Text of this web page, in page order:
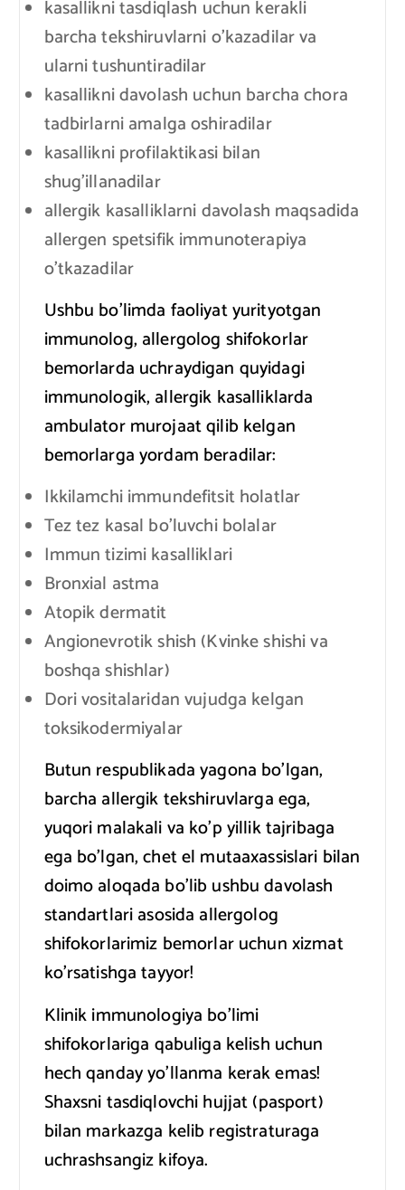
kasallikni tasdiqlash uchun kerakli
barcha tekshiruvlarni o’kazadilar va
ularni tushuntiradilar
kasallikni davolash uchun barcha chora
tadbirlarni amalga oshiradilar
kasallikni profilaktikasi bilan
shug’illanadilar
allergik kasalliklarni davolash maqsadida
allergen spetsifik immunoterapiya
o’tkazadilar
Ushbu bo’limda faoliyat yurityotgan
immunolog, allergolog shifokorlar
bemorlarda uchraydigan quyidagi
immunologik, allergik kasalliklarda
ambulator murojaat qilib kelgan
bemorlarga yordam beradilar:
Ikkilamchi immundefitsit holatlar
Tez tez kasal bo’luvchi bolalar
Immun tizimi kasalliklari
Bronxial astma
Atopik dermatit
Angionevrotik shish (Kvinke shishi va
boshqa shishlar)
Dori vositalaridan vujudga kelgan
toksikodermiyalar
Butun respublikada yagona bo’lgan,
barcha allergik tekshiruvlarga ega,
yuqori malakali va ko’p yillik tajribaga
ega bo’lgan, chet el mutaaxassislari bilan
doimo aloqada bo’lib ushbu davolash
standartlari asosida allergolog
shifokorlarimiz bemorlar uchun xizmat
ko’rsatishga tayyor!
Klinik immunologiya bo’limi
shifokorlariga qabuliga kelish uchun
hech qanday yo’llanma kerak emas!
Shaxsni tasdiqlovchi hujjat (pasport)
bilan markazga kelib registraturaga
uchrashsangiz kifoya.